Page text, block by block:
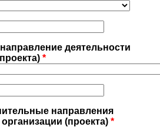
деятельности
*
направления
(проекта) *